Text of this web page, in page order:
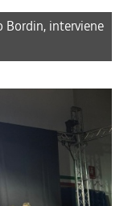
Bordin, interviene